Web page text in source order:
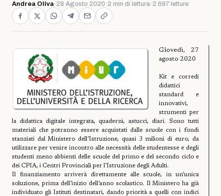
Andrea Oliva· 28 Agosto 2020 · 2 min di lettura· 2.697 letture
Giovedì, 27
agosto 2020
Kit e corredi
didattici
standard e
innovativi,
strumenti per
la didattica digitale integrata, quaderni, astucci, diari. Sono tutti
materiali che potranno essere acquistati dalle scuole con i fondi
stanziati dal Ministero dell’Istruzione, quasi 3 milioni di euro, da
utilizzare per venire incontro alle necessità delle studentesse e degli
studenti meno abbienti delle scuole del primo e del secondo ciclo e
dei CPIA, i Centri Provinciali per l’Istruzione degli Adulti.
Il finanziamento arriverà direttamente alle scuole, in un’unica
soluzione, prima dell’inizio dell’anno scolastico. Il Ministero ha già
individuato gli Istituti destinatari, dando priorità a quelli con indici